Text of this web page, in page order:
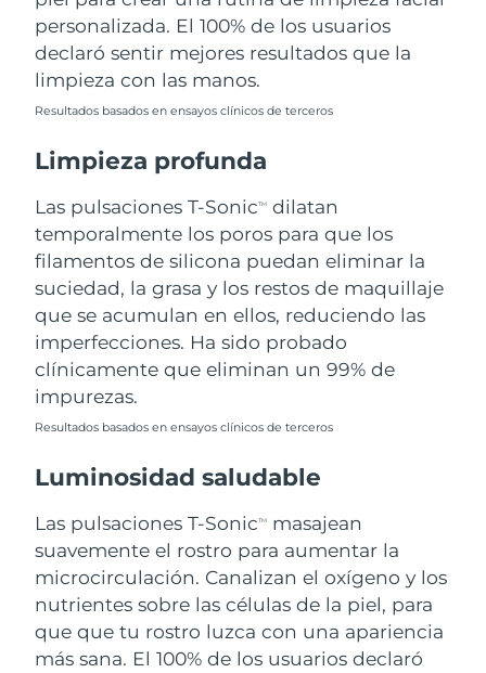
personalizada. El 100% de los usuarios
declaró sentir mejores resultados que la
limpieza con las manos.
Resultados basados en ensayos clínicos de terceros
Limpieza profunda
Las pulsaciones T-SonicTM
dilatan
temporalmente los poros para que los
filamentos de silicona puedan eliminar la
suciedad, la grasa y los restos de maquillaje
que se acumulan en ellos, reduciendo las
imperfecciones. Ha sido probado
clínicamente que eliminan un 99% de
impurezas.
Resultados basados en ensayos clínicos de terceros
Luminosidad saludable
Las pulsaciones T-SonicTM
masajean
suavemente el rostro para aumentar la
microcirculación. Canalizan el oxígeno y los
nutrientes sobre las células de la piel, para
que que tu rostro luzca con una apariencia
más sana. El 100% de los usuarios declaró
Filipinas Entrega prevista
Polonia
Portugal
Puerto Rico Entrega prevista
Catar Entrega prevista
Reunión Entrega prevista8/17/26
Rumanía Entrega prevista
Rusia
Eslovaquia Entrega prevista
Eslovenia Entrega prevista8/12/26
Sudáfrica Entrega prevista8/20/26